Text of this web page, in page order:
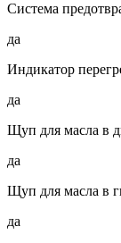
Система
да
Индикатор
да
Щуп для масла в
да
Щуп для масла в
да